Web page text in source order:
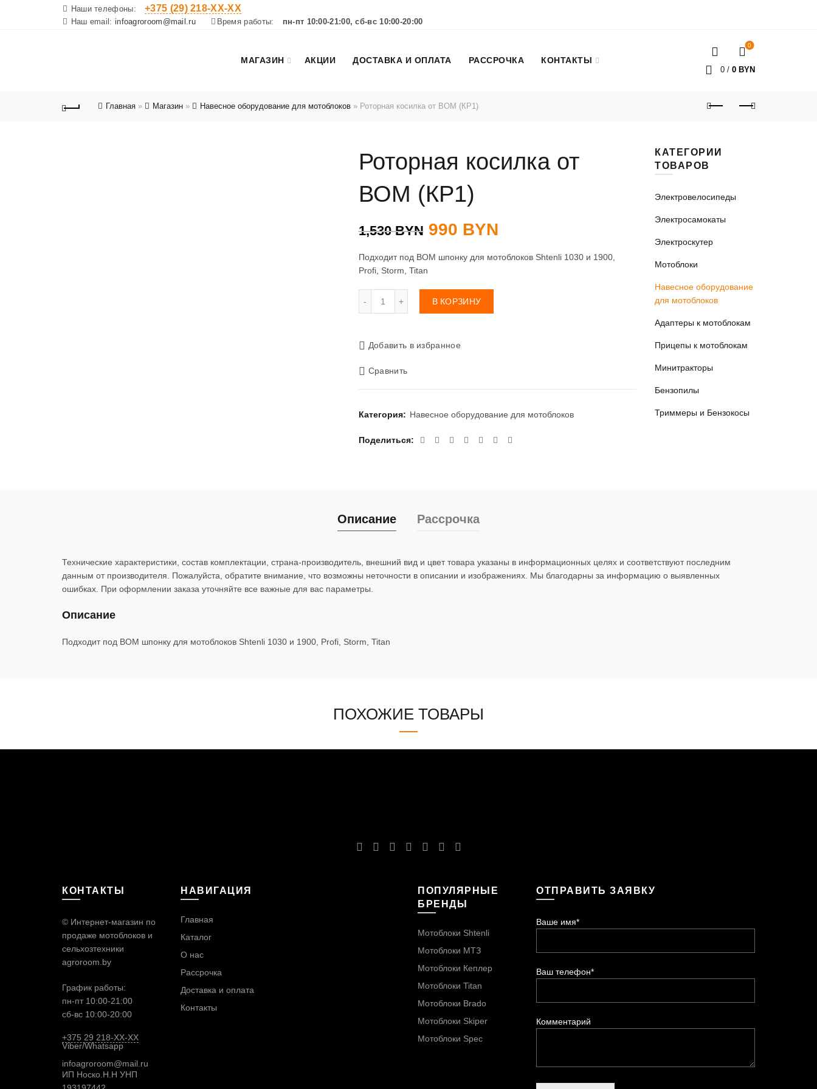
Наши телефоны: +375 (29) 218-XX-XX
Наш email: infoagroroom@mail.ru Время работы: пн-пт 10:00-21:00, сб-вс 10:00-20:00
МАГАЗИН АКЦИИ ДОСТАВКА И ОПЛАТА РАССРОЧКА КОНТАКТЫ
0
0 / 0 BYN
Главная » Магазин » Навесное оборудование для мотоблоков » Роторная косилка от ВОМ (КР1)
Роторная косилка от
ВОМ (КР1)
1,530BYN 990 BYN
Подходит под ВОМ шпонку для мотоблоков Shtenli 1030 и 1900,
Profi, Storm, Titan
В КОРЗИНУ
Добавить в избранное
Сравнить
Категория: Навесное оборудование для мотоблоков
Поделиться
КАТЕГОРИИ
ТОВАРОВ
Электровелосипеды
Электросамокаты
Электроскутер
Мотоблоки
Навесное оборудование
для мотоблоков
Адаптеры к мотоблокам
Прицепы к мотоблокам
Минитракторы
Бензопилы
Триммеры и Бензокосы
Описание Рассрочка
Технические характеристики, состав комплектации, страна-производитель, внешний вид и цвет товара указаны в информационных целях и соответствуют последним
данным от производителя. Пожалуйста, обратите внимание, что возможны неточности в описании и изображениях. Мы благодарны за информацию о выявленных
ошибках. При оформлении заказа уточняйте все важные для вас параметры.
Описание
Подходит под ВОМ шпонку для мотоблоков Shtenli 1030 и 1900, Profi, Storm, Titan
ПОХОЖИЕ ТОВАРЫ
КОНТАКТЫ
© Интернет-магазин по
продаже мотоблоков и
сельхозтехники
agroroom.by
График работы:
пн-пт 10:00-21:00
сб-вс 10:00-20:00
+375 29 218-XX-XX
Viber/Whatsapp
infoagroroom@mail.ru
ИП Носко.Н.Н УНП
НАВИГАЦИЯ
Главная
Каталог
О нас
Рассрочка
Доставка и оплата
Контакты
ПОПУЛЯРНЫЕ
БРЕНДЫ
Мотоблоки Shtenli
Мотоблоки МТЗ
Мотоблоки Кеплер
Мотоблоки Titan
Мотоблоки Brado
Мотоблоки Skiper
Мотоблоки Spec
ОТПРАВИТЬ ЗАЯВКУ
Ваше имя*
Ваш телефон*
Комментарий